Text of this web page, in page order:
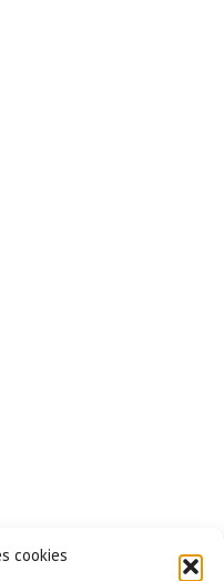
cookies